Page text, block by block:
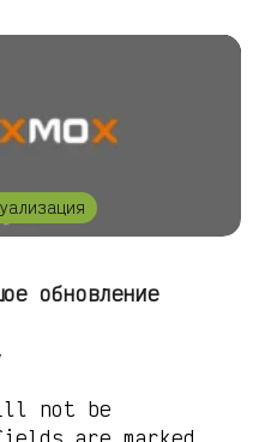
обновление
not be